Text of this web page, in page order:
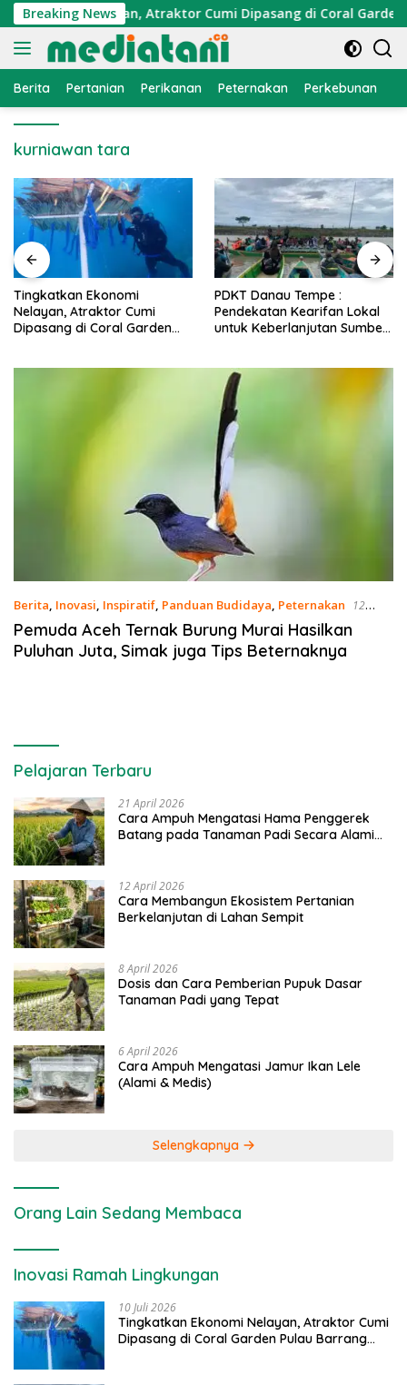
Langsung
ke
konten
Breaking News
Nelayan, Atraktor Cumi Dipasang di Coral Garden
Berita Pertanian Perikanan Peternakan Perkebunan
kurniawan tara
PDKT Danau Tempe :
Pendekatan Kearifan Lokal
untuk Keberlanjutan Sumber
Cara Mengatasi Penyakit
PMK pada Sapi Perah
Alami dan Medis
Berita, Inovasi, Inspiratif, Panduan Budidaya, Peternakan
12
Februari 2021
Pemuda Aceh Ternak Burung Murai Hasilkan
Puluhan Juta, Simak juga Tips Beternaknya
Pelajaran Terbaru
21 April 2026
Cara Ampuh Mengatasi Hama Penggerek
Batang pada Tanaman Padi Secara Alami
12 April 2026
Cara Membangun Ekosistem Pertanian
Berkelanjutan di Lahan Sempit
8 April 2026
Dosis dan Cara Pemberian Pupuk Dasar
Tanaman Padi yang Tepat
6 April 2026
Cara Ampuh Mengatasi Jamur Ikan Lele
(Alami & Medis)
Selengkapnya
Orang Lain Sedang Membaca
Inovasi Ramah Lingkungan
10 Juli 2026
Tingkatkan Ekonomi Nelayan, Atraktor Cumi
Dipasang di Coral Garden Pulau Barrang